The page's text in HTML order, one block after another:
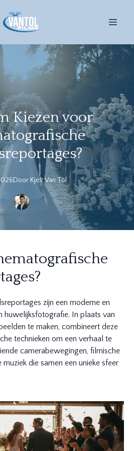
Kiezen voor
Door KjeltVan Tol
zijn een moderne en
huwelijksfotografie. In plaats van
te maken, combineert deze
technieken om een verhaal te
camerabewegingen, filmische
die samen een unieke sfeer